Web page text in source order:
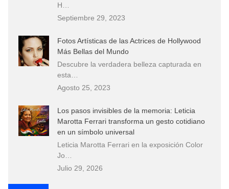
H…
Septiembre 29, 2023
Fotos Artísticas de las Actrices de Hollywood
Más Bellas del Mundo
Descubre la verdadera belleza capturada en
esta…
Agosto 25, 2023
Los pasos invisibles de la memoria: Leticia
Marotta Ferrari transforma un gesto cotidiano
en un símbolo universal
Leticia Marotta Ferrari en la exposición Color
Jo…
Julio 29, 2026